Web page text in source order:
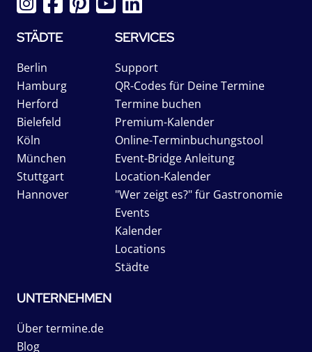
STÄDTE
Berlin
Hamburg
Herford
Bielefeld
Köln
München
Stuttgart
Hannover
SERVICES
Support
QR-Codes für Deine Termine
Termine buchen
Premium-Kalender
Online-Terminbuchungstool
Event-Bridge Anleitung
Location-Kalender
"Wer zeigt es?" für Gastronomie
Events
Kalender
Locations
Städte
UNTERNEHMEN
Über termine.de
Blog